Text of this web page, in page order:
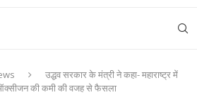
उद्धव सरकार के मंत्री ने कहा- महाराष्ट्र में
की कमी की वजह से फैसला